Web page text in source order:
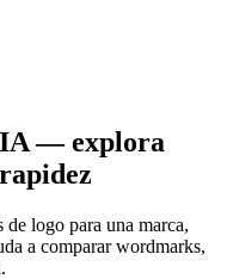
IA — explora
logo para una marca,
a comparar wordmarks,